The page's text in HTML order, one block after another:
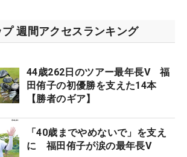
週間アクセスランキング
44歳262日のツアー最年長V 福
田侑子の初優勝を支えた14本
【勝者のギア】
「40歳までやめないで」を支え
に 福田侑子が涙の最年長V